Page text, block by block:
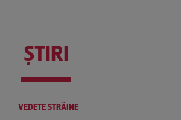
ŞTIRI
VEDETE STRĂINE